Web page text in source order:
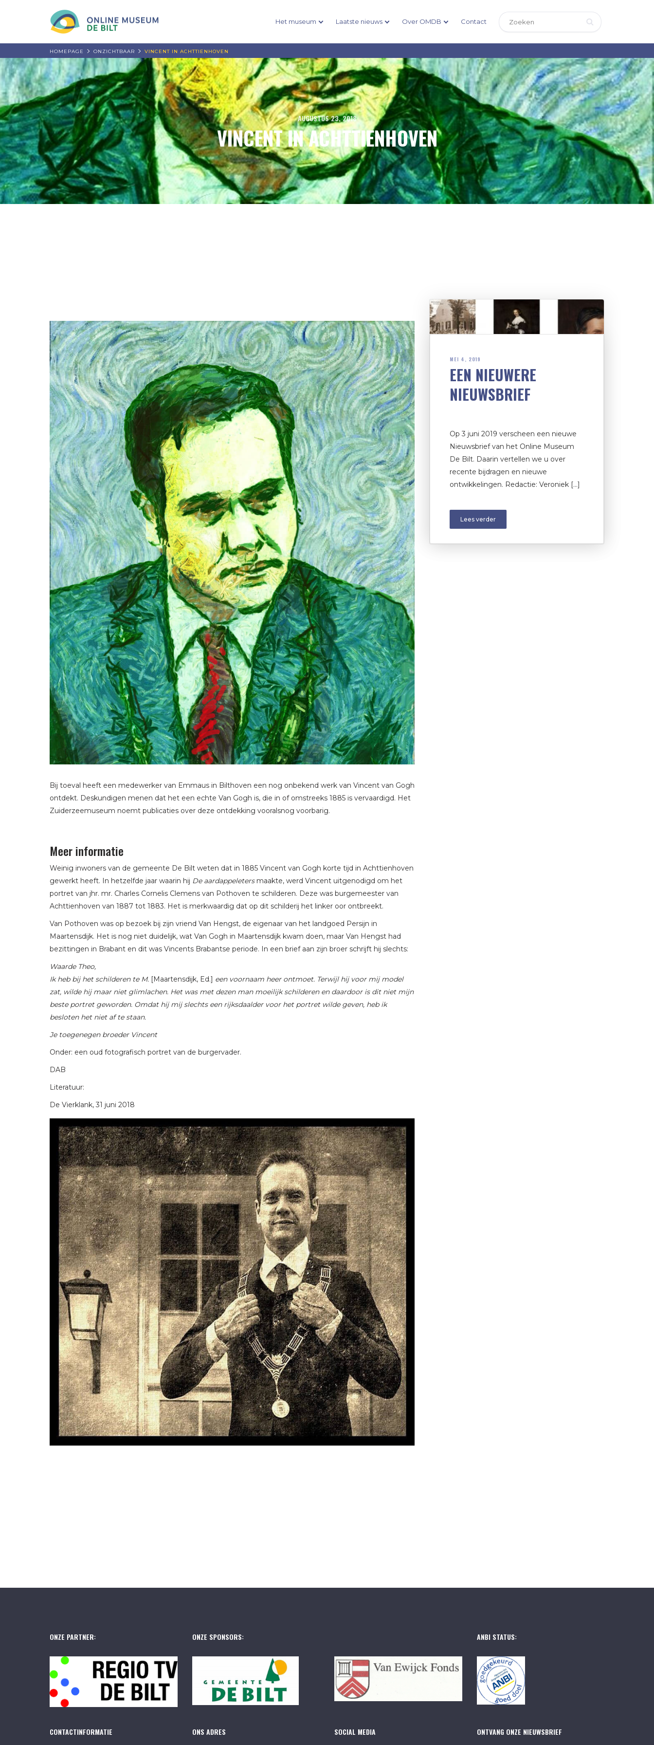
Het museum Laatste nieuws Over OMDB Contact
HOMEPAGE ONZICHTBAAR VINCENT IN ACHTTIENHOVEN
AUGUSTUS 23, 2018
VINCENT IN ACHTTIENHOVEN
Bij toeval heeft een medewerker van Emmaus in Bilthoven een nog onbekend werk van Vincent van Gogh
ontdekt. Deskundigen menen dat het een echte Van Gogh is, die in of omstreeks 1885 is vervaardigd. Het
Zuiderzeemuseum noemt publicaties over deze ontdekking vooralsnog voorbarig.
Meer informatie
Weinig inwoners van de gemeente De Bilt weten dat in 1885 Vincent van Gogh korte tijd in Achttienhoven
gewerkt heeft. In hetzelfde jaar waarin hij De aardappeletersmaakte, werd Vincent uitgenodigd om het
portret van jhr. mr. Charles Cornelis Clemens van Pothoven te schilderen. Deze was burgemeester van
Achttienhoven van 1887 tot 1883. Het is merkwaardig dat op dit schilderij het linker oor ontbreekt.
Van Pothoven was op bezoek bij zijn vriend Van Hengst, de eigenaar van het landgoed Persijn in
Maartensdijk. Het is nog niet duidelijk, wat Van Gogh in Maartensdijk kwam doen, maar Van Hengst had
bezittingen in Brabant en dit was Vincents Brabantse periode. In een brief aan zijn broer schrijft hij slechts:
Waarde Theo,
Ik heb bij het schilderen te M. [Maartensdijk, Ed.] een voornaam heer ontmoet. Terwijl hij voor mij model
zat, wilde hij maar niet glimlachen. Het was met dezen man moeilijk schilderen en daardoor is dit niet mijn
beste portret geworden. Omdat hij mij slechts een rijksdaalder voor het portret wilde geven, heb ik
besloten het niet af te staan.
Je toegenegen broeder Vincent
Onder: een oud fotografisch portret van de burgervader.
DAB
Literatuur:
De Vierklank, 31 juni 2018
MEI 4, 2019
EEN NIEUWERE
NIEUWSBRIEF
Op 3 juni 2019 verscheen een nieuwe
Nieuwsbrief van het Online Museum
De Bilt. Daarin vertellen we u over
recente bijdragen en nieuwe
ontwikkelingen. Redactie: Veroniek […]
Lees verder
ONZE PARTNER: ONZE SPONSORS: ANBI STATUS:
CONTACTINFORMATIE ONS ADRES SOCIAL MEDIA ONTVANG ONZE NIEUWSBRIEF